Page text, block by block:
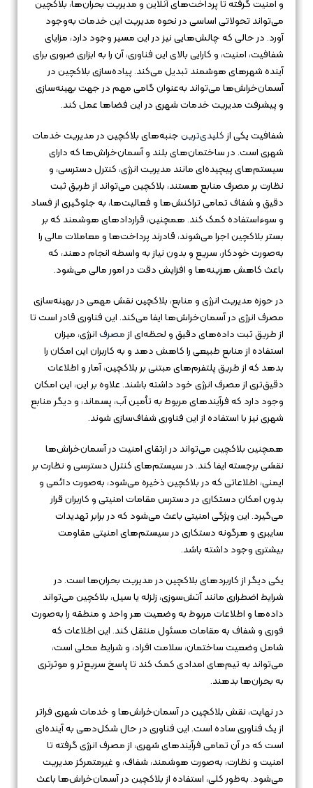
و امنیت گرفته تا پرداخت‌های آنلاین و مدیریت بحران‌ها، بلاکچین
می‌تواند تحولاتی اساسی در نحوه مدیریت این خدمات به‌وجود
آورد. در حالی که چالش‌هایی نیز در این مسیر وجود دارد، مزایای
شفافیت، امنیت، و کارایی بالای این فناوری، آن را به ابزاری ضروری برای
آینده شهرهای هوشمند تبدیل می‌کند. پیاده‌سازی بلاکچین در
آسمان‌خراش‌ها می‌تواند به‌عنوان گامی مهم در جهت بهینه‌سازی
و پیشرفت مدیریت خدمات شهری در این فضاها عمل کند.
شفافیت یکی ازکلیدی‌ترینجنبه‌های بلاکچین در مدیریت خدمات
شهری است. در ساختمان‌های بلند و آسمان‌خراش‌ها که دارای
سیستم‌های پیچیده‌ای مانند مدیریت انرژی، کنترل دسترسی، و
نظارت بر مصرف منابع هستند، بلاکچین می‌تواند از طریق ثبت
دقیق و شفاف تمامی تراکنش‌ها و فعالیت‌ها، به جلوگیری از فساد
و سوءاستفاده کمک کند. همچنین، قراردادهای هوشمند که بر
بستر بلاکچین اجرا می‌شوند، قادرند پرداخت‌ها و معاملات مالی را
به‌صورت خودکار، سریع و بدون نیاز به واسطه انجام دهند، که
باعث کاهش هزینه‌ها و افزایش دقت در امور مالی می‌شود.
در حوزه مدیریت انرژی و منابع، بلاکچین نقش مهمی در بهینه‌سازی
مصرف انرژی در آسمان‌خراش‌ها ایفا می‌کند. این فناوری قادر است تا
از طریق ثبت داده‌های دقیق و لحظه‌ای ازمصرفانرژی، میزان
استفاده از منابع طبیعی را کاهش دهد و به کاربران این امکان را
بدهد که از طریق پلتفرم‌های مبتنی بر بلاکچین، آمار و اطلاعات
دقیق‌تری از مصرف انرژی خود داشته باشند. علاوه بر این، این امکان
وجود دارد که فرآیندهای مربوط به تأمین آب، پسماند، و دیگر منابع
شهری نیز با استفاده از این فناوری شفاف‌سازی شوند.
همچنین بلاکچین می‌تواند در ارتقای امنیت در آسمان‌خراش‌ها
نقشی برجسته ایفا کند. در سیستم‌های کنترل دسترسی و نظارت بر
ایمنی، اطلاعاتی که در بلاکچین ذخیره می‌شود، به‌صورت دائمی و
بدون امکان دستکاری در دسترس مقامات امنیتی و کاربران قرار
می‌گیرد. این ویژگی امنیتی باعث می‌شود که در برابر تهدیدات
سایبری و هرگونه دستکاری در سیستم‌های امنیتی مقاومت
بیشتری وجود داشته باشد.
یکی دیگر از کاربردهای بلاکچین در مدیریت بحران‌ها است. در
شرایط اضطراری مانند آتش‌سوزی، زلزله یا سیل، بلاکچین می‌تواند
داده‌ها و اطلاعات مربوط به وضعیت هر واحد و منطقه را به‌صورت
فوری و شفاف به مقامات مسئول منتقل کند. این اطلاعات که
شامل وضعیت ساختمان، سلامت افراد، و شرایط محلی است،
می‌تواند به تیم‌های امدادی کمک کند تا پاسخ سریع‌تر و موثرتری
به بحران‌ها بدهند.
در نهایت، نقش بلاکچین در آسمان‌خراش‌ها و خدمات شهری فراتر
از یک فناوری ساده است. این فناوری در حال شکل‌دهی به آینده‌ای
است که در آن تمامی فرآیندهای شهری، از مصرف انرژی گرفته تا
امنیت و نظارت، به‌صورت هوشمند، شفاف، و غیرمتمرکز مدیریت
می‌شود. به‌طور کلی، استفاده از بلاکچین در آسمان‌خراش‌ها باعث